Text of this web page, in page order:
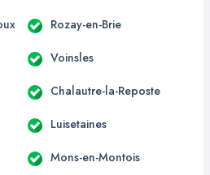
Rozay-en-Brie
Voinsles
Chalautre-la-Reposte
Luisetaines
Mons-en-Montois